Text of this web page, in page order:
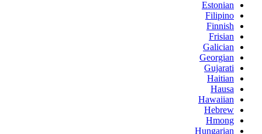
Estonian
Filipino
Finnish
Frisian
Galician
Georgian
Gujarati
Haitian
Hausa
Hawaiian
Hebrew
Hmong
Hungarian